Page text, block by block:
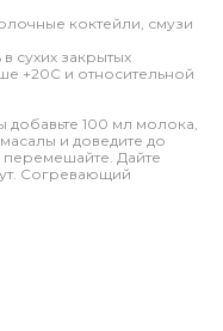
коктейли, смузи
сухих закрытых
+20С и относительной
100 мл молока,
и доведите до
Дайте
Согревающий